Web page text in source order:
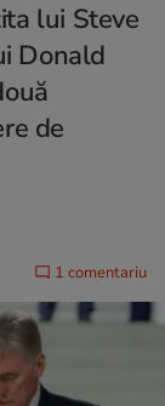
lui Steve
Donald
de
1 comentariu